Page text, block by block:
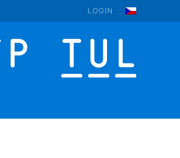
LOGIN